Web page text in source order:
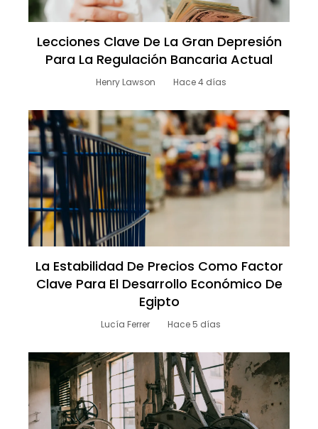
Lecciones Clave De La Gran Depresión
Para La Regulación Bancaria Actual
Henry Lawson Hace 4 días
La Estabilidad De Precios Como Factor
Clave Para El Desarrollo Económico De
Egipto
Lucía Ferrer Hace 5 días